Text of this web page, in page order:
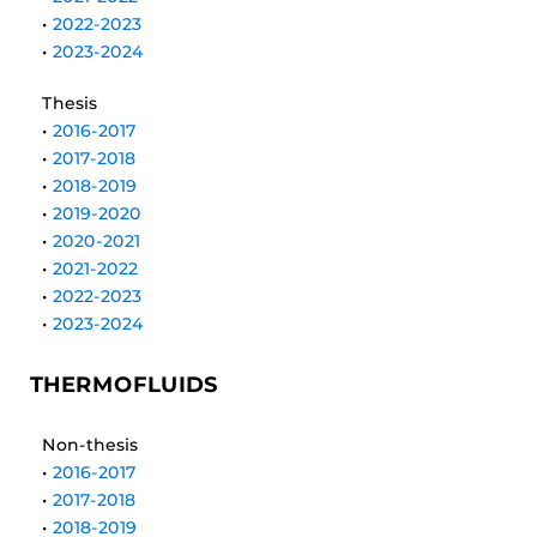
• 2022-2023
• 2023-2024
Thesis
• 2016-2017
• 2017-2018
• 2018-2019
• 2019-2020
• 2020-2021
• 2021-2022
• 2022-2023
• 2023-2024
THERMOFLUIDS
Non-thesis
• 2016-2017
• 2017-2018
• 2018-2019